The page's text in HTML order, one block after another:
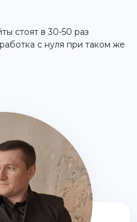
стоят в 30-50 раз
с нуля при таком же